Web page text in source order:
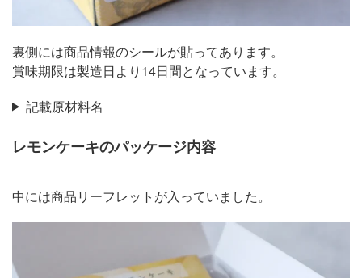
裏側には商品情報のシールが貼ってあります。
賞味期限は製造日より14日間となっています。
記載原材料名
レモンケーキのパッケージ内容
中には商品リーフレットが入っていました。